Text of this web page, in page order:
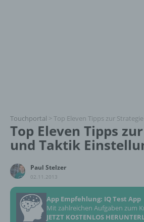
Touchportal > Top Eleven Tipps zur
Top Eleven Tipps
und Taktik
Paul Stelzer
02.11.2013
App Empfehlung: IQ Test App
Mit zahlreichen Aufgaben zum
JETZT KOSTENLOS